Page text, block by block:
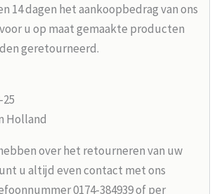
14 dagen het aankoopbedrag van ons
u op maat gemaakte producten
geretourneerd.
Holland
over het retourneren van uw
u altijd even contact met ons
0174-384939 of per